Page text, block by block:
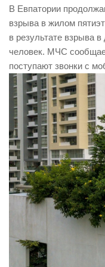
В Евпатории
взрыва в жилом
в результате взрыва
человек. МЧС
поступают звонки с